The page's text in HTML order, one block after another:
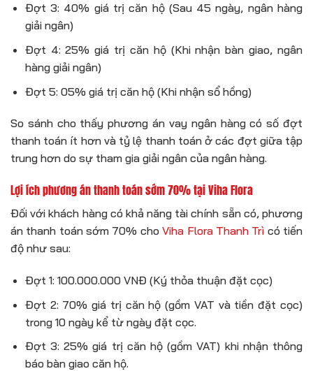
Đợt 3: 40% giá trị căn hộ (Sau 45 ngày, ngân hàng
giải ngân)
Đợt 4: 25% giá trị căn hộ (Khi nhận bàn giao, ngân
hàng giải ngân)
Đợt 5: 05% giá trị căn hộ (Khi nhận sổ hồng)
So sánh cho thấy phương án vay ngân hàng có số đợt
thanh toán ít hơn và tỷ lệ thanh toán ở các đợt giữa tập
trung hơn do sự tham gia giải ngân của ngân hàng.
Lợi ích phương án thanh toán sớm 70% tại Viha Flora
Đối với khách hàng có khả năng tài chính sẵn có, phương
án thanh toán sớm 70% choViha Flora Thanh Trì có tiến
độ như sau:
Đợt 1: 100.000.000 VNĐ (Ký thỏa thuận đặt cọc)
Đợt 2: 70% giá trị căn hộ (gồm VAT và tiền đặt cọc)
trong 10 ngày kể từ ngày đặt cọc.
Đợt 3: 25% giá trị căn hộ (gồm VAT) khi nhận thông
báo bàn giao căn hộ.